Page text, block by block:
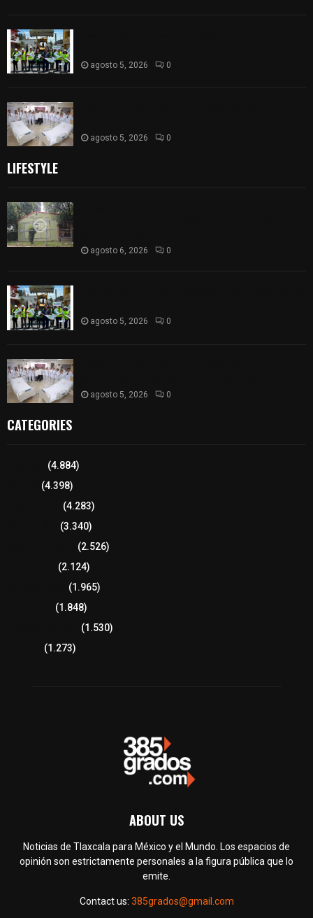
agosto 5, 2026 0
agosto 5, 2026 0
LIFESTYLE
agosto 6, 2026 0
agosto 5, 2026 0
agosto 5, 2026 0
CATEGORIES
(4.884)
(4.398)
(4.283)
(3.340)
(2.526)
(2.124)
(1.965)
(1.848)
(1.530)
(1.273)
ABOUT US
Noticias de Tlaxcala para México y el Mundo. Los espacios de
opinión son estrictamente personales a la figura pública que lo
emite.
Contact us: 385grados@gmail.com